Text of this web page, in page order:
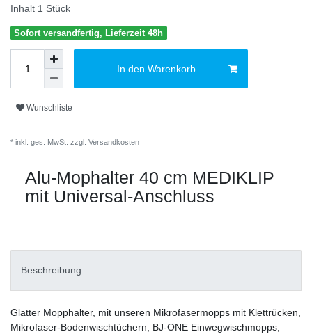
Inhalt 1 Stück
Sofort versandfertig, Lieferzeit 48h
In den Warenkorb
Wunschliste
* inkl. ges. MwSt. zzgl. Versandkosten
Alu-Mophalter 40 cm MEDIKLIP
mit Universal-Anschluss
Beschreibung
Glatter Mopphalter, mit unseren Mikrofasermopps mit Klettrücken,
Mikrofaser-Bodenwischtüchern, BJ-ONE Einwegwischmopps,